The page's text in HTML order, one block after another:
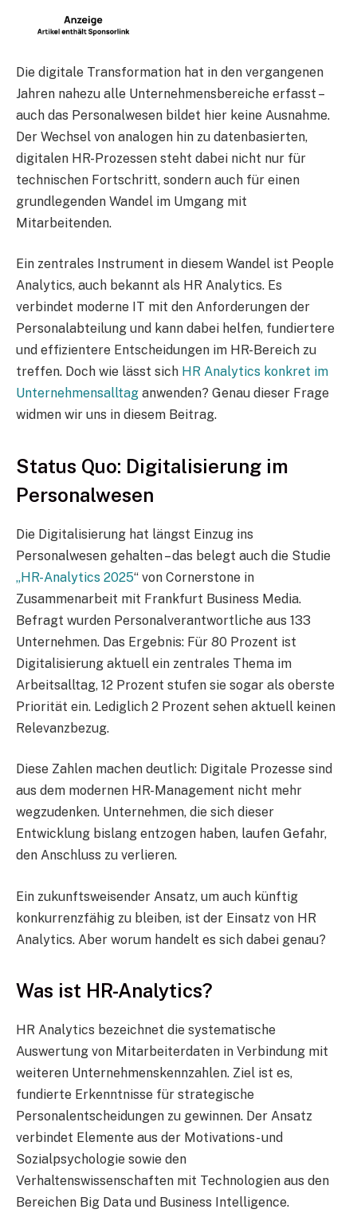
Die digitale Transformation hat in den vergangenen
Jahren nahezu alle Unternehmensbereiche erfasst –
auch das Personalwesen bildet hier keine Ausnahme.
Der Wechsel von analogen hin zu datenbasierten,
digitalen HR-Prozessen steht dabei nicht nur für
technischen Fortschritt, sondern auch für einen
grundlegenden Wandel im Umgang mit
Mitarbeitenden.
Ein zentrales Instrument in diesem Wandel ist People
Analytics, auch bekannt als HR Analytics. Es
verbindet moderne IT mit den Anforderungen der
Personalabteilung und kann dabei helfen, fundiertere
und effizientere Entscheidungen im HR-Bereich zu
treffen. Doch wie lässt sich HR Analytics konkret im
Unternehmensalltag anwenden? Genau dieser Frage
widmen wir uns in diesem Beitrag.
Status Quo: Digitalisierung im
Personalwesen
Die Digitalisierung hat längst Einzug ins
Personalwesen gehalten – das belegt auch die Studie
„HR-Analytics 2025“ von Cornerstone in
Zusammenarbeit mit Frankfurt Business Media.
Befragt wurden Personalverantwortliche aus 133
Unternehmen. Das Ergebnis: Für 80 Prozent ist
Digitalisierung aktuell ein zentrales Thema im
Arbeitsalltag, 12 Prozent stufen sie sogar als oberste
Priorität ein. Lediglich 2 Prozent sehen aktuell keinen
Relevanzbezug.
Diese Zahlen machen deutlich: Digitale Prozesse sind
aus dem modernen HR-Management nicht mehr
wegzudenken. Unternehmen, die sich dieser
Entwicklung bislang entzogen haben, laufen Gefahr,
den Anschluss zu verlieren.
Ein zukunftsweisender Ansatz, um auch künftig
konkurrenzfähig zu bleiben, ist der Einsatz von HR
Analytics. Aber worum handelt es sich dabei genau?
Was ist HR-Analytics?
HR Analytics bezeichnet die systematische
Auswertung von Mitarbeiterdaten in Verbindung mit
weiteren Unternehmenskennzahlen. Ziel ist es,
fundierte Erkenntnisse für strategische
Personalentscheidungen zu gewinnen. Der Ansatz
verbindet Elemente aus der Motivations- und
Sozialpsychologie sowie den
Verhaltenswissenschaften mit Technologien aus den
Bereichen Big Data und Business Intelligence.